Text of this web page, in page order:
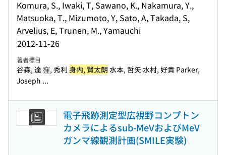
Komura, S., Iwaki, T, Sawano, K., Nakamura, Y.,
Matsuoka, T., Mizumoto, Y, Sato, A, Takada, S,
Arvelius, E, Trunen, M., Yamauchi
2012-11-26
著者標目
谷森, 達 窪, 秀利 身内, 賢太朗 水本, 哲矢 水村, 好貴 Parker,
Joseph ...
電子飛跡測定型広視野コンプトン
カメラによるsub-MeVおよびMeV
ガンマ線観測計画(SMILE実験)